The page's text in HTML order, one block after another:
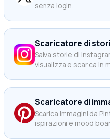
senza login.
Scaricatore di
Salva storie di
visualizza e scarica in
Scaricatore di
Scarica immagini da
ispirazioni e mood